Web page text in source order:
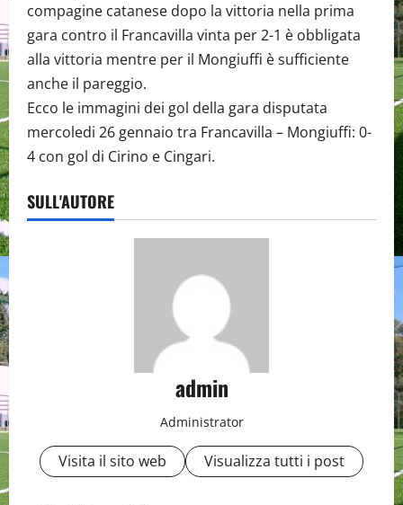
compagine catanese dopo la vittoria nella prima
gara contro il Francavilla vinta per 2-1 è obbligata
alla vittoria mentre per il Mongiuffi è sufficiente
anche il pareggio.
Ecco le immagini dei gol della gara disputata
mercoledi 26 gennaio tra Francavilla – Mongiuffi: 0-
4 con gol di Cirino e Cingari.
SULL'AUTORE
admin
Administrator
Visita il sito web Visualizza tutti i post